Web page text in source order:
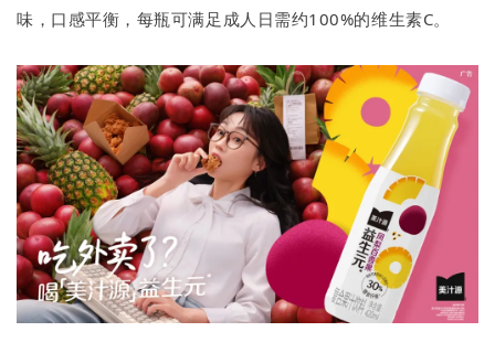
味，口感平衡，每瓶可满足成人日需约100%的维生素C。